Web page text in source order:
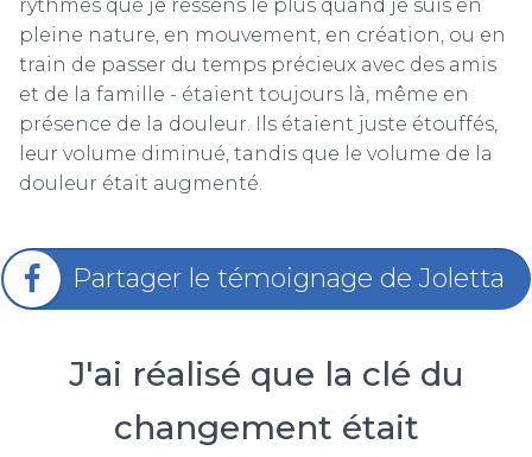
rythmes que je ressens le plus quand je suis en
pleine nature, en mouvement, en création, ou en
train de passer du temps précieux avec des amis
et de la famille - étaient toujours là, même en
présence de la douleur. Ils étaient juste étouffés,
leur volume diminué, tandis que le volume de la
douleur était augmenté.
Partager le témoignage de Joletta
J'ai réalisé que la clé du
changement était